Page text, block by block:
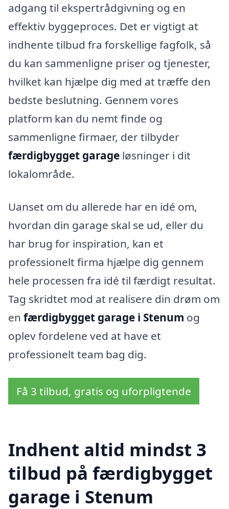
adgang til ekspertrådgivning og en
effektiv byggeproces. Det er vigtigt at
indhente tilbud fra forskellige fagfolk, så
du kan sammenligne priser og tjenester,
hvilket kan hjælpe dig med at træffe den
bedste beslutning. Gennem vores
platform kan du nemt finde og
sammenligne firmaer, der tilbyder
færdigbygget garage løsninger i dit
lokalområde.
Uanset om du allerede har en idé om,
hvordan din garage skal se ud, eller du
har brug for inspiration, kan et
professionelt firma hjælpe dig gennem
hele processen fra idé til færdigt resultat.
Tag skridtet mod at realisere din drøm om
en færdigbygget garage i Stenum og
oplev fordelene ved at have et
professionelt team bag dig.
Få 3 tilbud, gratis og uforpligtende
Indhent altid mindst 3
tilbud på færdigbygget
garage i Stenum